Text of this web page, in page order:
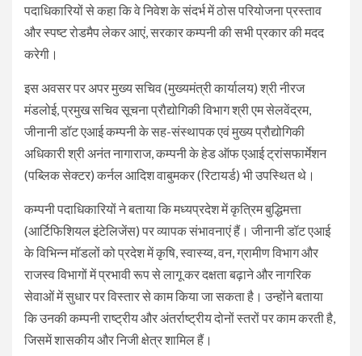
पदाधिकारियों से कहा कि वे निवेश के संदर्भ में ठोस परियोजना प्रस्ताव
और स्पष्ट रोडमैप लेकर आएं, सरकार कम्पनी की सभी प्रकार की मदद
करेगी।
इस अवसर पर अपर मुख्य सचिव (मुख्यमंत्री कार्यालय) श्री नीरज
मंडलोई, प्रमुख सचिव सूचना प्रौद्योगिकी विभाग श्री एम सेलवेंद्रम,
जीनानी डॉट एआई कम्पनी के सह-संस्थापक एवं मुख्य प्रौद्योगिकी
अधिकारी श्री अनंत नागाराज, कम्पनी के हेड ऑफ एआई ट्रांसफार्मेशन
(पब्लिक सेक्टर) कर्नल आदिश वाबुमकर (रिटायर्ड) भी उपस्थित थे।
कम्पनी पदाधिकारियों ने बताया कि मध्यप्रदेश में कृत्रिम बुद्धिमत्ता
(आर्टिफिशियल इंटेलिजेंस) पर व्यापक संभावनाएं हैं। जीनानी डॉट एआई
के विभिन्न मॉडलों को प्रदेश में कृषि, स्वास्य्व, वन, ग्रामीण विभाग और
राजस्व विभागों में प्रभावी रूप से लागू कर दक्षता बढ़ाने और नागरिक
सेवाओं में सुधार पर विस्तार से काम किया जा सकता है। उन्होंने बताया
कि उनकी कम्पनी राष्ट्रीय और अंतर्राष्ट्रीय दोनों स्तरों पर काम करती है,
जिसमें शासकीय और निजी क्षेत्र शामिल हैं।